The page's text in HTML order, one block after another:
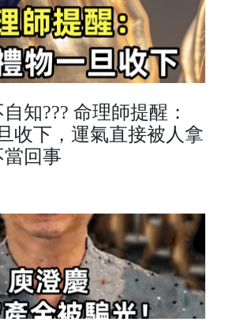
知??? 命理師提醒：
收下，運氣直接被人拿
回事